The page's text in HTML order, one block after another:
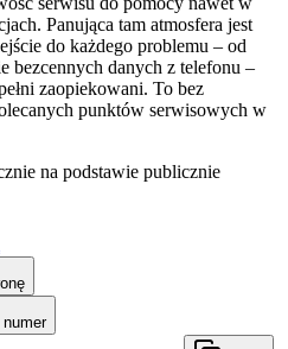
Panująca tam atmosfera jest
do każdego problemu – od
bezcennych danych z telefonu –
zaopiekowani. To bez
punktów serwisowych w
na podstawie publicznie
numer